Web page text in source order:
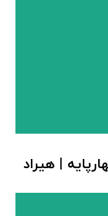
| هیراد